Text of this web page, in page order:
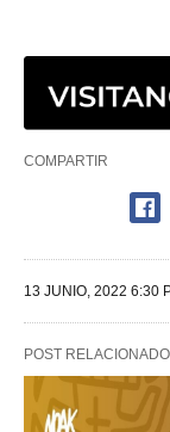
COMPARTIR
13 JUNIO, 2022 6:30
POST